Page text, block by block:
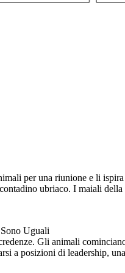
per una riunione e li
ubriaco. I maiali
Uguali
Gli animali
a posizioni di leadership,